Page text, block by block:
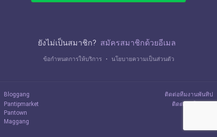
ยังไม่เป็นสมาชิก? สมัครสมาชิกด้วยอีเมล
ข้อกำหนดการให้บริการ ・ นโยบายความเป็นส่วนตัว
Bloggang
Pantipmarket
Pantown
Maggang
ติดต่อทีมงานพันทิป
ติดต่อลงโฆษณา